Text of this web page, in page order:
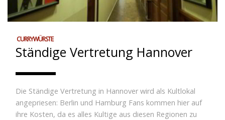
CURRYWÜRSTE
Ständige Vertretung Hannover
Die Ständige Vertretung in Hannover wird als Kultlokal
angepriesen: Berlin und Hamburg Fans kommen hier auf
ihre Kosten, da es alles Kultige aus diesen Regionen zu